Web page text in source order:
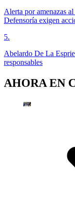
Alerta por amenazas
Defensoría exigen
5.
Abelardo De La
responsables
AHORA EN